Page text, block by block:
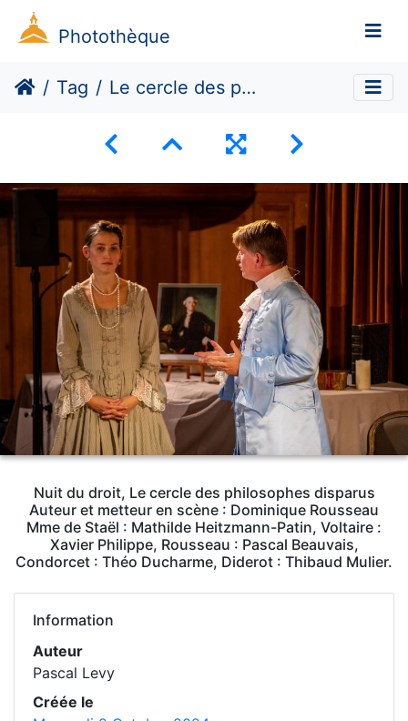
Photothèque
Tag Le cercle des philosophes disparus
Nuit du droit, Le cercle des philosophes disparus
Auteur et metteur en scène : Dominique Rousseau
Mme de Staël : Mathilde Heitzmann-Patin, Voltaire :
Xavier Philippe, Rousseau : Pascal Beauvais,
Condorcet : Théo Ducharme, Diderot : Thibaud Mulier.
Information
Auteur
Pascal Levy
Créée le